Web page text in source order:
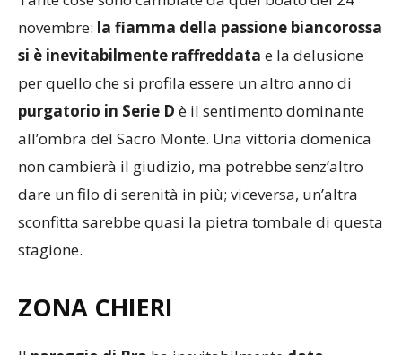
novembre: la fiamma della passione biancorossa
si è inevitabilmente raffreddatae la delusione
per quello che si profila essere un altro anno di
purgatorio in Serie Dè il sentimento dominante
all’ombra del Sacro Monte. Una vittoria domenica
non cambierà il giudizio, ma potrebbe senz’altro
dare un filo di serenità in più; viceversa, un’altra
sconfitta sarebbe quasi la pietra tombale di questa
stagione.
ZONA CHIERI